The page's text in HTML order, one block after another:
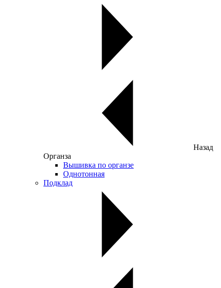
Назад
Органза
Вышивка по органзе
Однотонная
Подклад